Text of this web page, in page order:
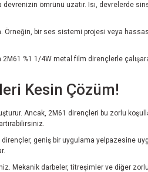
ömrünü uzatır. Isı, devrelerde
bir ses sistemi projesi veya
%1 1/4W metal film dirençlerle
Kesin Çözüm!
Ancak, 2M61 dirençleri bu zorlu
geniş bir uygulama yelpazesine
Mekanik darbeler, titreşimler ve diğer